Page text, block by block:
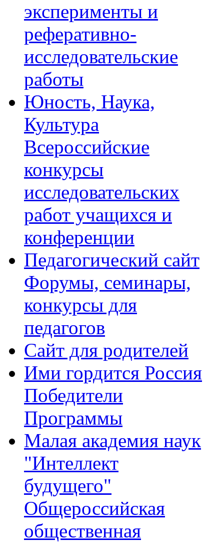
эксперименты и
реферативно-
исследовательские
работы
Юность, Наука,
Культура
Всероссийские
конкурсы
исследовательских
работ учащихся и
конференции
Педагогический сайт
Форумы, семинары,
конкурсы для
педагогов
Сайт для родителей
Ими гордится Россия
Победители
Программы
Малая академия наук
"Интеллект
будущего"
Общероссийская
общественная